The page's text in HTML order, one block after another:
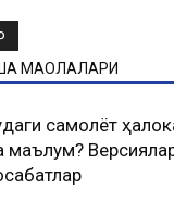
МАҚОЛАЛАРИ
самолёт
маълум?